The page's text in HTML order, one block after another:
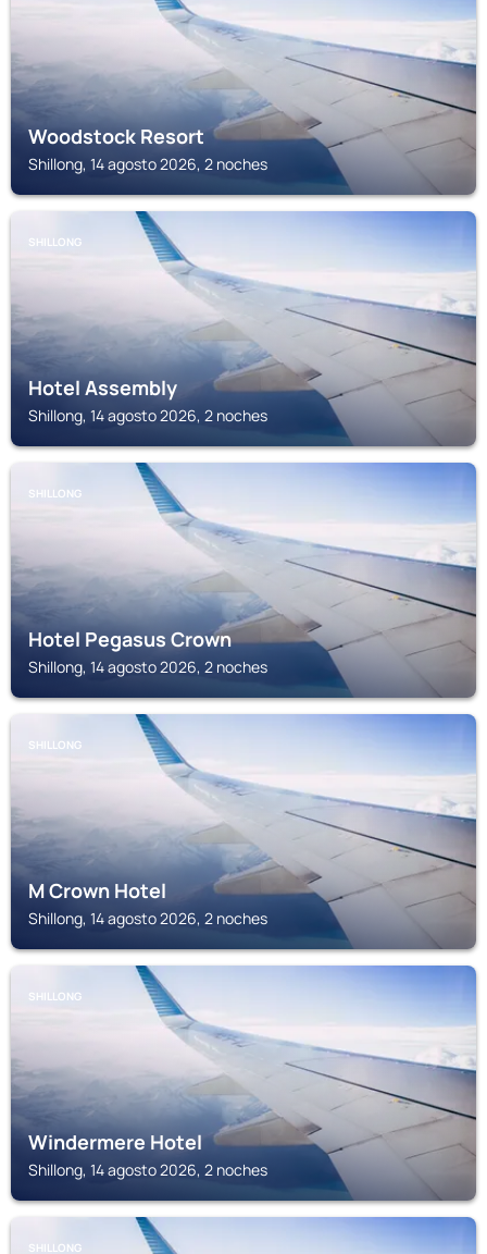
Woodstock Resort
Shillong, 14 agosto 2026, 2 noches
SHILLONG
Hotel Assembly
Shillong, 14 agosto 2026, 2 noches
SHILLONG
Hotel Pegasus Crown
Shillong, 14 agosto 2026, 2 noches
SHILLONG
M Crown Hotel
Shillong, 14 agosto 2026, 2 noches
SHILLONG
Windermere Hotel
Shillong, 14 agosto 2026, 2 noches
SHILLONG